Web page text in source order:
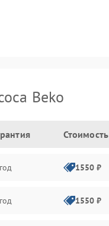
Beko
Стоимость
1550 ₽
1550 ₽